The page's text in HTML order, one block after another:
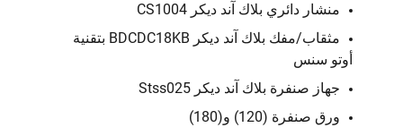
منشار دائري بلاك آند ديكر CS1004
مثقاب/مفك بلاك آند ديكر BDCDC18KB بتقنية
أوتو سنس
جهاز صنفرة بلاك آند ديكر Stss025
ورق صنفرة (120) و(180)